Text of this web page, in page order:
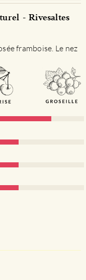
- Rivesaltes
framboise. Le nez